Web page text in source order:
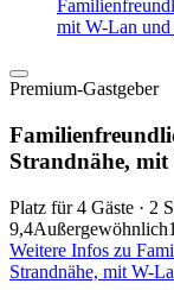
mit W-Lan
Premium-Gastgeber
Strandnähe,
Platz für 4 Gäste · 2
9,4Außergewöhnlich
Weitere Infos zu
Strandnähe, mit W-